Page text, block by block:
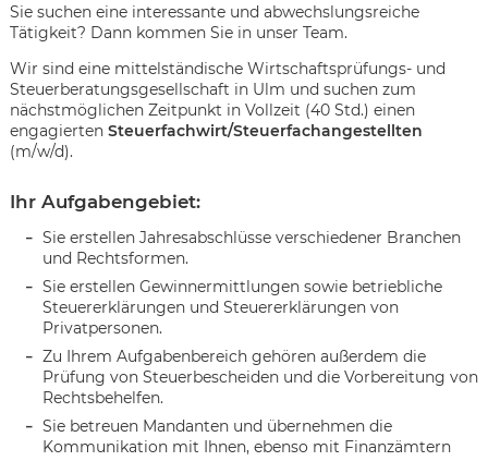
Sie suchen eine interessante und abwechslungsreiche
Tätigkeit? Dann kommen Sie in unser Team.
Wir sind eine mittelständische Wirtschaftsprüfungs- und
Steuerberatungsgesellschaft in Ulm und suchen zum
nächstmöglichen Zeitpunkt in Vollzeit (40 Std.) einen
engagierten Steuerfachwirt/Steuerfachangestellten
(m/w/d).
Ihr Aufgabengebiet:
Sie erstellen Jahresabschlüsse verschiedener Branchen
und Rechtsformen.
Sie erstellen Gewinnermittlungen sowie betriebliche
Steuererklärungen und Steuererklärungen von
Privatpersonen.
Zu Ihrem Aufgabenbereich gehören außerdem die
Prüfung von Steuerbescheiden und die Vorbereitung von
Rechtsbehelfen.
Sie betreuen Mandanten und übernehmen die
Kommunikation mit Ihnen, ebenso mit Finanzämtern